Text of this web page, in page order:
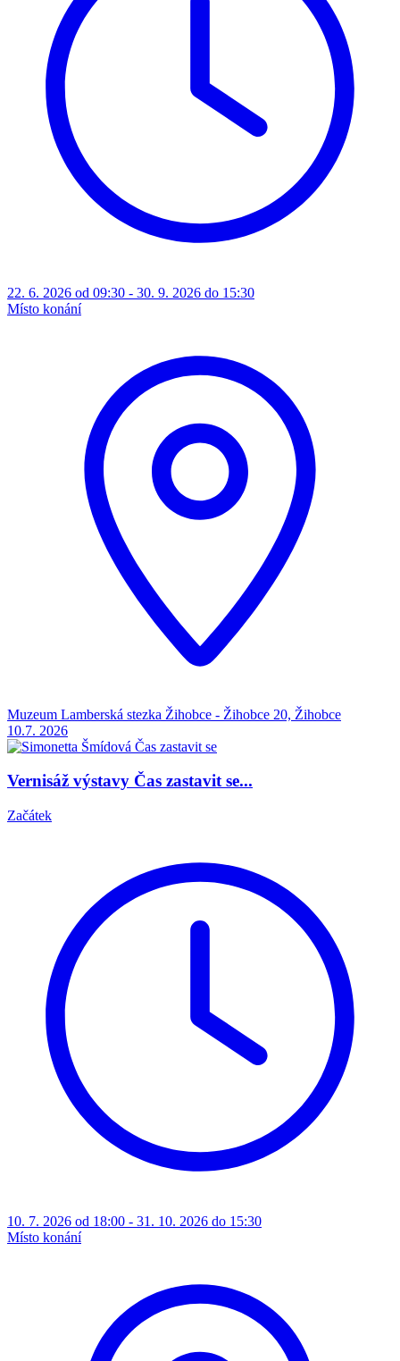
22. 6. 2026 od 09:30 - 30. 9. 2026 do 15:30
Místo konání
Muzeum Lamberská stezka Žihobce - Žihobce 20, Žihobce
10.7. 2026
Vernisáž výstavy Čas zastavit se...
Začátek
10. 7. 2026 od 18:00 - 31. 10. 2026 do 15:30
Místo konání